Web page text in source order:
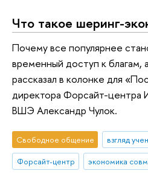
Что такое шеринг-
Почему все популярнее
временный доступ к благам,
рассказал в колонке для
директора Форсайт-
ВШЭ Александр Чулок.
Свободное общение взгляд
Форсайт-центр
экономика